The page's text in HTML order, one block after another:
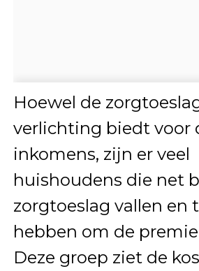
Hoewel de
verlichting biedt voor
inkomens, zijn er veel
huishoudens die net
zorgtoeslag vallen en
hebben om de
Deze groep ziet de